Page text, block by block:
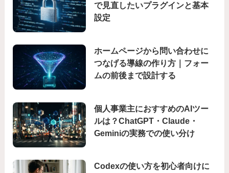
で見直したいプラグインと基本
設定
ホームページから問い合わせに
つなげる導線の作り方｜フォー
ムの前後まで設計する
個人事業主におすすめのAIツー
ルは？ChatGPT・Claude・
Geminiの実務での使い分け
Codexの使い方を初心者向けに